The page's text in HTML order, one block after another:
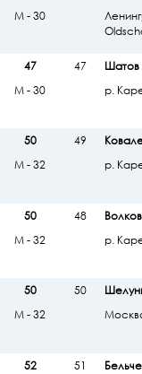
М - 30
47
47
р.
М - 30
50
49
р.
М - 32
50
48
р.
М - 32
50
50
М - 32
52
51